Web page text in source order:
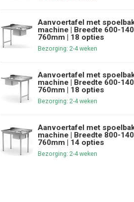
Aanvoertafel met
machine | Breedte 600-
760mm | 18 opties
Bezorging: 2-4 weken
Aanvoertafel met
machine | Breedte 600-
760mm | 18 opties
Bezorging: 2-4 weken
Aanvoertafel met
machine | Breedte 800-
760mm | 14 opties
Bezorging: 2-4 weken